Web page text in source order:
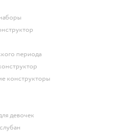
периода
конструкторы
девочек